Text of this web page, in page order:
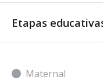
Etapas
Maternal